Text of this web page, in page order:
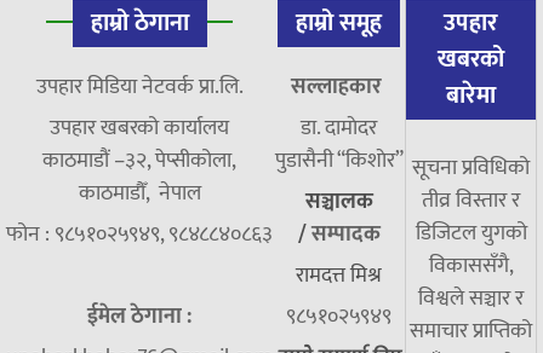
हाम्रो ठेगाना
उपहार मिडिया नेटवर्क प्रा.लि.
उपहार खबरको कार्यालय
काठमाडौं –३२, पेप्सीकोला,
काठमाडौँ, नेपाल
फोन : ९८५१०२५९४९, ९८४८८४०८६३
ईमेल ठेगाना :
हाम्रो समूह
सल्लाहकार
डा. दामाेदर
पुडासैनी “किशाेर”
सञ्चालक
/सम्पादक
रामदत्त मिश्र
९८५१०२५९४९
उपहार
खबरको
बारेमा
सूचना प्रविधिको
तीव्र विस्तार र
डिजिटल युगको
विकाससँगै,
विश्वले सञ्चार र
समाचार प्राप्तिको